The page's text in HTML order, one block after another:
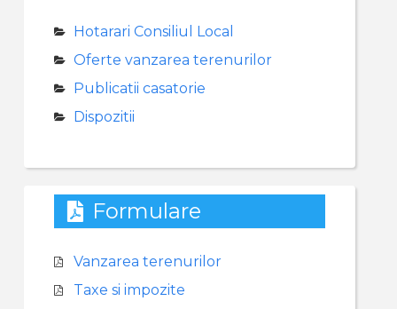
Hotarari Consiliul Local
Oferte vanzarea terenurilor
Publicatii casatorie
Dispozitii
Formulare
Vanzarea terenurilor
Taxe si impozite